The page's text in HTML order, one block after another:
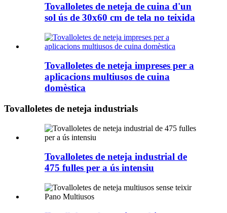
Tovalloletes de neteja de cuina d'un
sol ús de 30x60 cm de tela no teixida
Tovalloletes de neteja impreses per a
aplicacions multiusos de cuina
domèstica
Tovalloletes de neteja industrials
Tovalloletes de neteja industrial de
475 fulles per a ús intensiu